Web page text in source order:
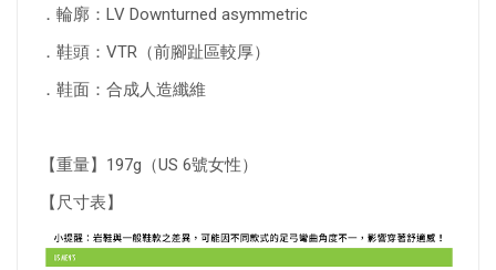
．輪廓：LV Downturned asymmetric
．鞋頭：VTR（前腳趾區較厚）
．鞋面：合成人造纖維
【重量】197g（US 6號女性）
【尺寸表】